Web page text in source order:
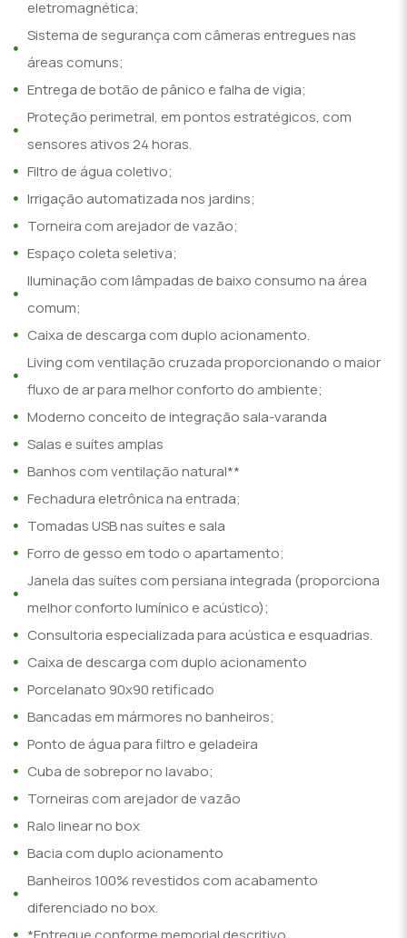
eletromagnética;
Sistema de segurança com câmeras entregues nas
áreas comuns;
Entrega de botão de pânico e falha de vigia;
Proteção perimetral, em pontos estratégicos, com
sensores ativos 24 horas.
Filtro de água coletivo;
Irrigação automatizada nos jardins;
Torneira com arejador de vazão;
Espaço coleta seletiva;
Iluminação com lâmpadas de baixo consumo na área
comum;
Caixa de descarga com duplo acionamento.
Living com ventilação cruzada proporcionando o maior
fluxo de ar para melhor conforto do ambiente;
Moderno conceito de integração sala-varanda
Salas e suítes amplas
Banhos com ventilação natural**
Fechadura eletrônica na entrada;
Tomadas USB nas suítes e sala
Forro de gesso em todo o apartamento;
Janela das suítes com persiana integrada (proporciona
melhor conforto lumínico e acústico);
Consultoria especializada para acústica e esquadrias.
Caixa de descarga com duplo acionamento
Porcelanato 90x90 retificado
Bancadas em mármores no banheiros;
Ponto de água para filtro e geladeira
Cuba de sobrepor no lavabo;
Torneiras com arejador de vazão
Ralo linear no box
Bacia com duplo acionamento
Banheiros 100% revestidos com acabamento
diferenciado no box.